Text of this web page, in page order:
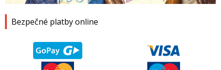
Bezpečné platby online